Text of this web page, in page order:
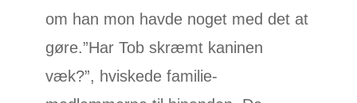
om han mon havde noget med det at
gøre.”Har Tob skræmt kaninen
væk?”, hviskede familie-